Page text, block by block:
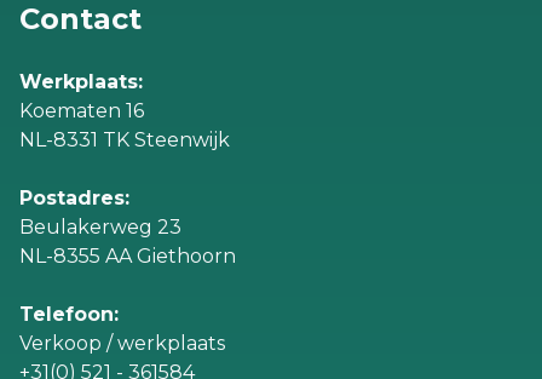
Contact
Werkplaats:
Koematen 16
NL-8331 TK Steenwijk
Postadres:
Beulakerweg 23
NL-8355 AA Giethoorn
Telefoon:
Verkoop / werkplaats
+31(0) 521 - 361584